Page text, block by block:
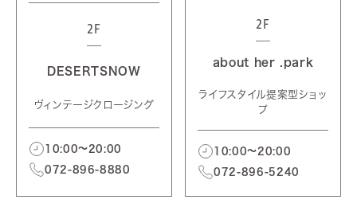
2F
DESERTSNOW
ヴィンテージクロージング
10:00～20:00
072-896-8880
2F
about her .park
ライフスタイル提案型ショッ
プ
10:00～20:00
072-896-5240